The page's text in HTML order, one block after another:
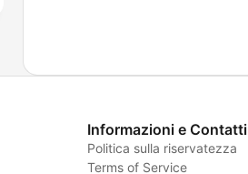
Informazioni e Contatti
Politica sulla riservatezza
Terms of Service